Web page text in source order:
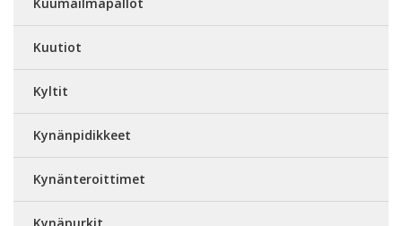
Kuutiot
Kyltit
Kynänpidikkeet
Kynänteroittimet